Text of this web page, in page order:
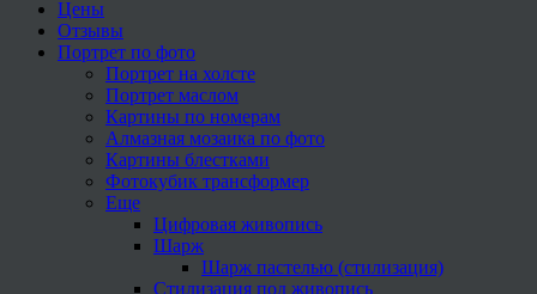
Цены
Отзывы
Портрет по фото
Портрет на холсте
Портрет маслом
Картины по номерам
Алмазная мозаика по фото
Картины блестками
Фотокубик трансформер
Еще
Цифровая живопись
Шарж
Шарж пастелью (стилизация)
Стилизация под живопись